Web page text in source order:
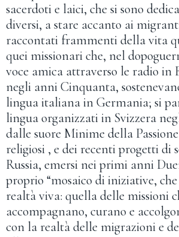
sacerdoti e laici, che si sono
diversi, a stare accanto ai
raccontati frammenti della vita
quei missionari che, nel
voce amica attraverso le radio in
negli anni Cinquanta,
lingua italiana in Germania; si
lingua organizzati in Svizzera
dalle suore Minime della
religiosi , e dei recenti progetti di
Russia, emersi nei primi anni
proprio “mosaico di iniziative,
realtà viva: quella delle missioni
accompagnano, curano e
con la realtà delle migrazioni e